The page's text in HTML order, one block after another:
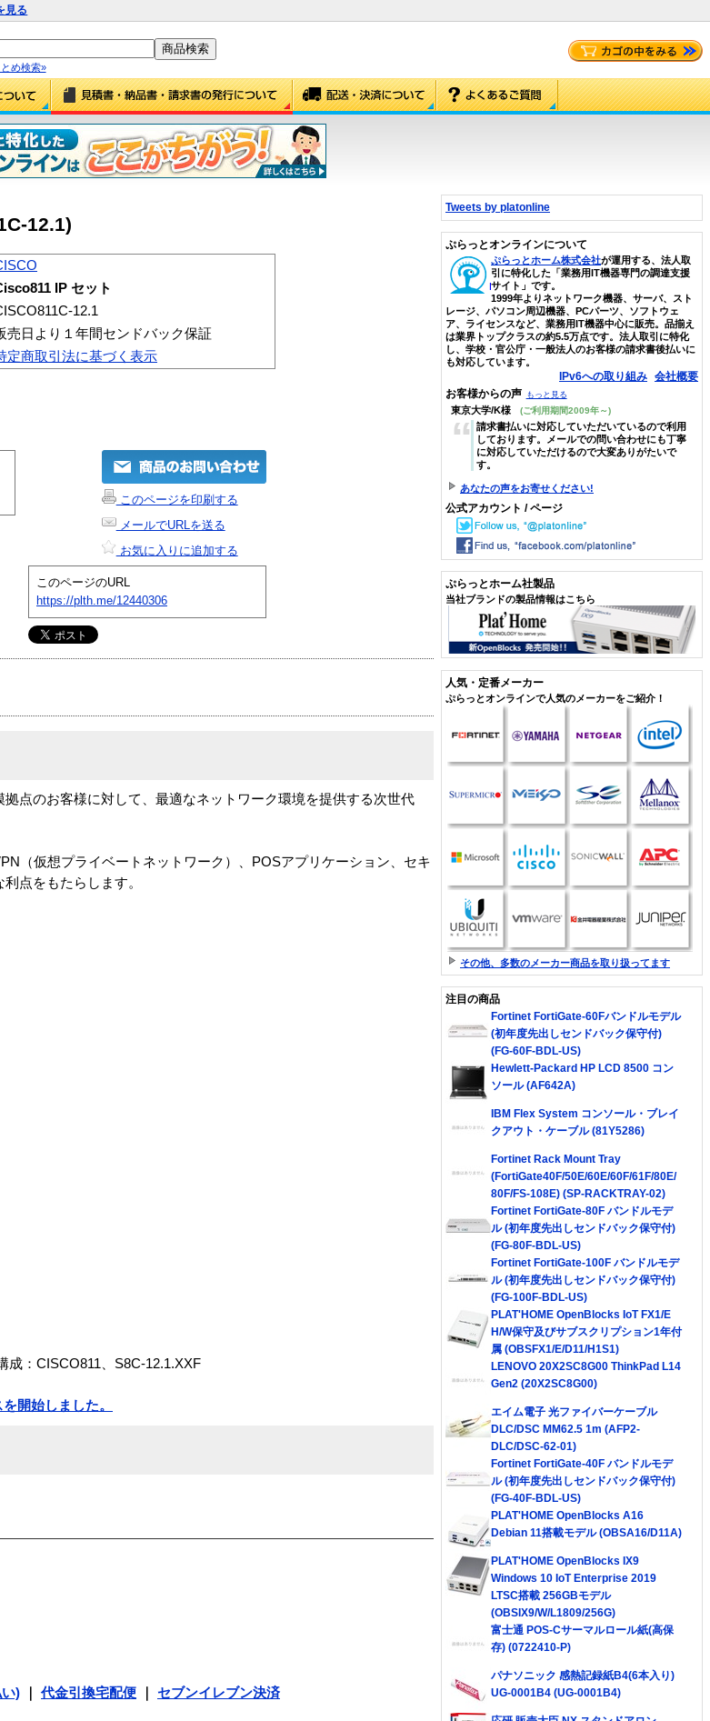
見る
め検索»
12.1)
IP セット
12.1
売日より１年間センドバック保証
定商取引法に基づく表示
このページを印刷する
メールでURLを送る
お気に入りに追加する
このページのURL
https://plth.me/12440306
点のお客様に対して、最適なネットワーク環境を提供する次世代
（仮想プライベートネットワーク）、POSアプリケーション、セキ
点をもたらします。
成：CISCO811、S8C-12.1.XXF
開始しました。
) 代金引換宅配便
セブンイレブン決済
Tweets by platonline
ぷらっとオンラインについて
ぷらっとホーム株式会社が運用する、法人取
引に特化した「業務用IT機器専門の調達支援
サイト」です。
1999年よりネットワーク機器、サーバ、スト
レージ、パソコン周辺機器、PCパーツ、ソフトウェ
ア、ライセンスなど、業務用IT機器中心に販売。品揃え
は業界トップクラスの約5.5万点です。法人取引に特化
し、学校・官公庁・一般法人のお客様の請求書後払いに
も対応しています。
IPv6への取り組み 会社概要
お客様からの声 もっと見る
東京大学/K様 (ご利用期間2009年～)
“
請求書払いに対応していただいているので利用
しております。メールでの問い合わせにも丁寧
に対応していただけるので大変ありがたいで
す。
あなたの声をお寄せください!
公式アカウント / ページ
ぷらっとホーム社製品
当社ブランドの製品情報はこちら
人気・定番メーカー
ぷらっとオンラインで人気のメーカーをご紹介！
その他、多数のメーカー商品を取り扱ってます
注目の商品
Fortinet FortiGate-60Fバンドルモデル
(初年度先出しセンドバック保守付)
(FG-60F-BDL-US)
Hewlett-Packard HP LCD 8500 コン
ソール (AF642A)
IBM Flex System コンソール・ブレイ
クアウト・ケーブル (81Y5286)
Fortinet Rack Mount Tray
(FortiGate40F/50E/60E/60F/61F/80E/
80F/FS-108E) (SP-RACKTRAY-02)
Fortinet FortiGate-80F バンドルモデ
ル (初年度先出しセンドバック保守付)
(FG-80F-BDL-US)
Fortinet FortiGate-100F バンドルモデ
ル (初年度先出しセンドバック保守付)
(FG-100F-BDL-US)
PLAT'HOME OpenBlocks IoT FX1/E
H/W保守及びサブスクリプション1年付
属 (OBSFX1/E/D11/H1S1)
LENOVO 20X2SC8G00 ThinkPad L14
Gen2 (20X2SC8G00)
エイム電子 光ファイバーケーブル
DLC/DSC MM62.5 1m (AFP2-
DLC/DSC-62-01)
Fortinet FortiGate-40F バンドルモデ
ル (初年度先出しセンドバック保守付)
(FG-40F-BDL-US)
PLAT'HOME OpenBlocks A16
Debian 11搭載モデル (OBSA16/D11A)
PLAT'HOME OpenBlocks IX9
Windows 10 IoT Enterprise 2019
LTSC搭載 256GBモデル
(OBSIX9/W/L1809/256G)
富士通 POS-Cサーマルロール紙(高保
存) (0722410-P)
パナソニック 感熱記録紙B4(6本入り)
UG-0001B4 (UG-0001B4)